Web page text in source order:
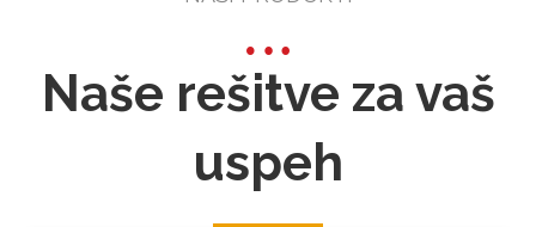
Naše rešitve za vaš
uspeh